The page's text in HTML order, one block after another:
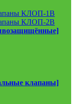
КЛОП-1В
КЛОП-2В
клапаны]